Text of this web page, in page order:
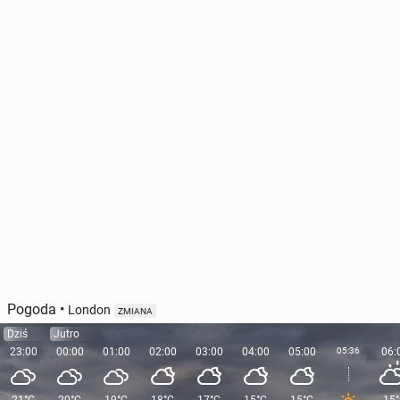
Pogoda • London ZMIANA
Dziś
23:00
Jutro
00:00
01:00 02:00 03:00 04:00 05:00 05:36